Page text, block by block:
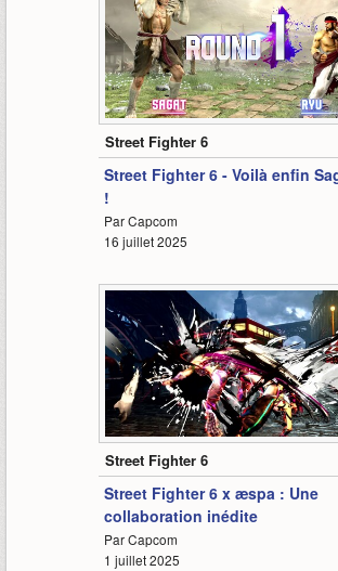
Street Fighter 6
Street Fighter 6 - Voilà enfin
!
Par Capcom
16 juillet 2025
Street Fighter 6
Street Fighter 6 x æspa : Une
collaboration inédite
Par Capcom
1 juillet 2025